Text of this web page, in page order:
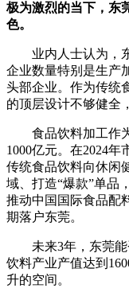
极为激烈的当下，东
色。
业内人士认为，东
企业数量特别是生产
头部企业。作为传统
的顶层设计不够健全
食品饮料加工作为
1000亿元。在2024年
传统食品饮料向休闲
域、打造“爆款”单品
推动中国国际食品配
期落户东莞。
未来3年，东莞能
饮料产业产值达到
升的空间。